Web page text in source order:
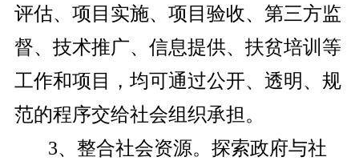
评估、项目实施、项目验收、第三方监
督、技术推广、信息提供、扶贫培训等
工作和项目，均可通过公开、透明、规
范的程序交给社会组织承担。
3、整合社会资源。探索政府与社